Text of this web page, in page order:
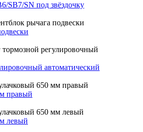
SB7/SN под звёздочку
автоматический
правый
левый